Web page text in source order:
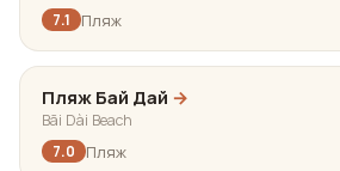
7.1
Пляж
Пляж Бай Дай →
Bãi Dài Beach
7.0
Пляж